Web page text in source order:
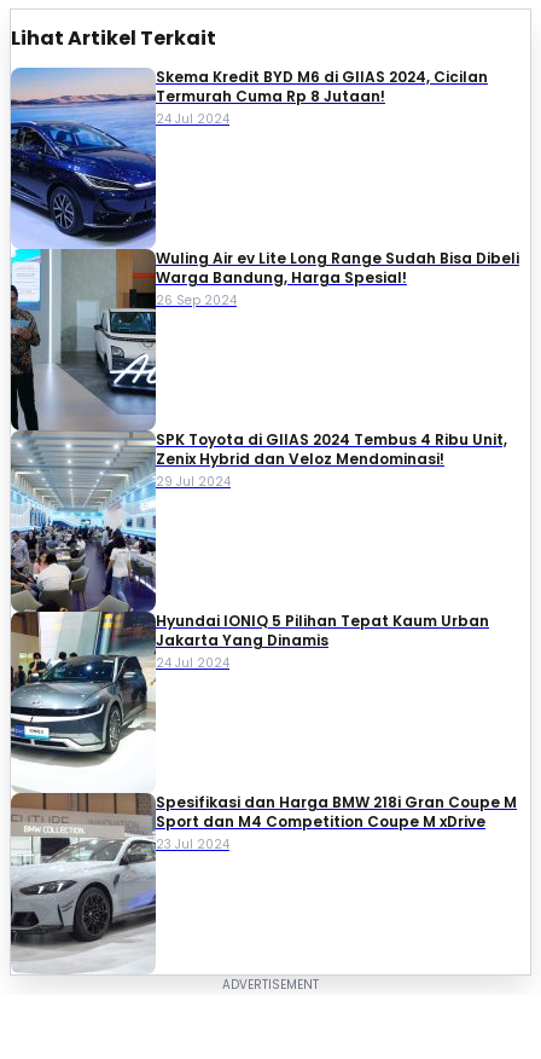
Lihat Artikel Terkait
Skema Kredit BYD M6 di GIIAS 2024, Cicilan
Termurah Cuma Rp 8 Jutaan!
24 Jul 2024
Wuling Air ev Lite Long Range Sudah Bisa Dibeli
Warga Bandung, Harga Spesial!
26 Sep 2024
SPK Toyota di GIIAS 2024 Tembus 4 Ribu Unit,
Zenix Hybrid dan Veloz Mendominasi!
29 Jul 2024
Hyundai IONIQ 5 Pilihan Tepat Kaum Urban
Jakarta Yang Dinamis
24 Jul 2024
Spesifikasi dan Harga BMW 218i Gran Coupe M
Sport dan M4 Competition Coupe M xDrive
23 Jul 2024